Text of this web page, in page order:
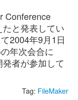
Conference
と発表してい
2004年9月1日
年次会合に
者が参加して
Tag: FileMaker